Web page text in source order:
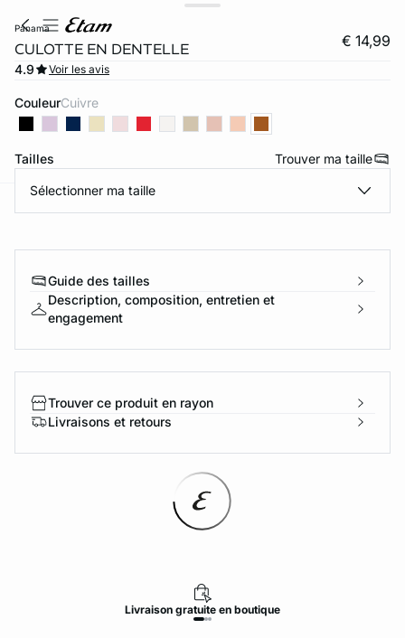
panama
CULOTTE EN DENTELLE € 14,99
4.9 Voir les avis
Couleur cuivre
Tailles Trouver ma taille
Sélectionner ma taille
Guide des tailles
Description, composition, entretien et
engagement
Trouver ce produit en rayon
Livraisons et retours
Livraison gratuite en boutique